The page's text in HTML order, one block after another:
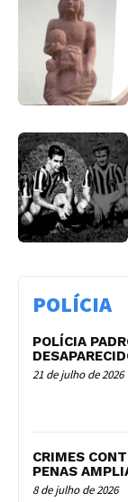
POLÍCIA
POLÍCIA
21 de julho de 2026
CRIMES
PENAS
8 de julho de 2026